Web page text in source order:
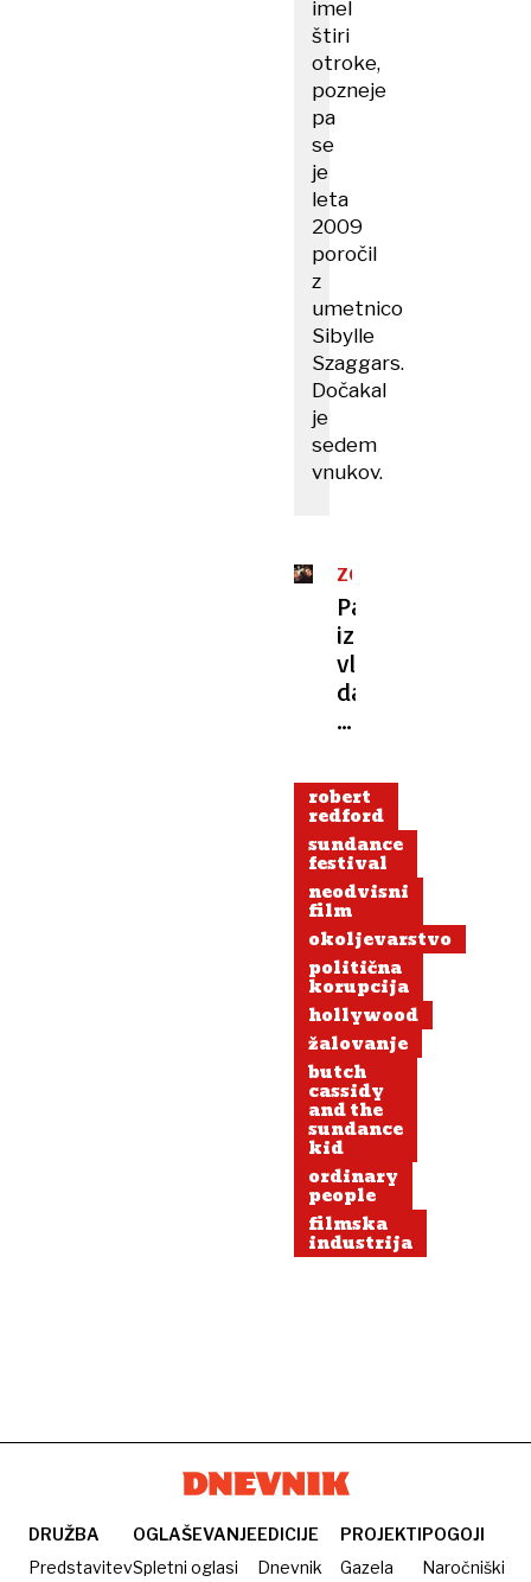
imel
štiri
otroke,
pozneje
pa
se
je
leta
2009
poročil
z
umetnico
Sibylle
Szaggars.
Dočakal
je
sedem
vnukov.
ZGODOVINA
V
FILMU
Pazljivo
izbiral
vloge,
da
ne
postal
moška
različica
puhlih
plavolasih
starlet
robert
redford
sundance
festival
neodvisni
film
okoljevarstvo
politična
korupcija
hollywood
žalovanje
butch
cassidy
and the
sundance
kid
ordinary
people
filmska
industrija
DRUŽBA
Predstavitev
OGLAŠEVANJE
Spletni oglasi
EDICIJE
Dnevnik
PROJEKTI
Gazela
POGOJI
Naročniški